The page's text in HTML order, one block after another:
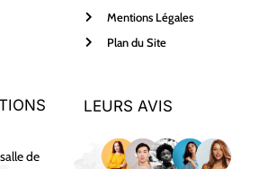
Mentions Légales
Plan du Site
de
LEURS AVIS